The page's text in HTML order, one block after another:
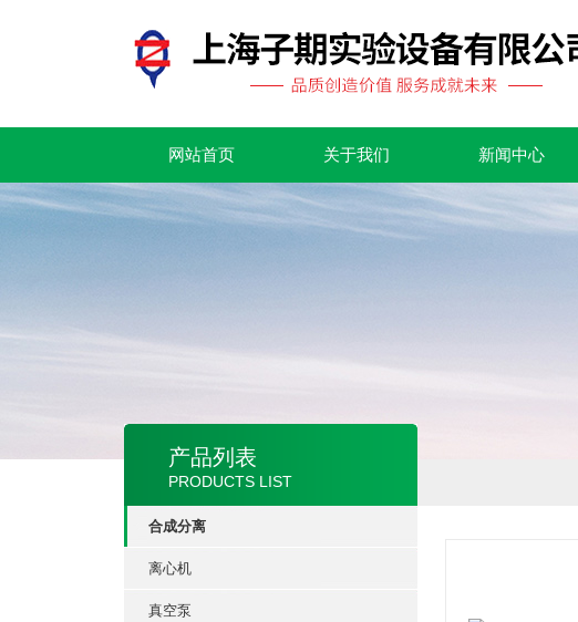
网站首页 关于我们 新闻中心
产品列表
PRODUCTS LIST
合成分离
离心机
真空泵